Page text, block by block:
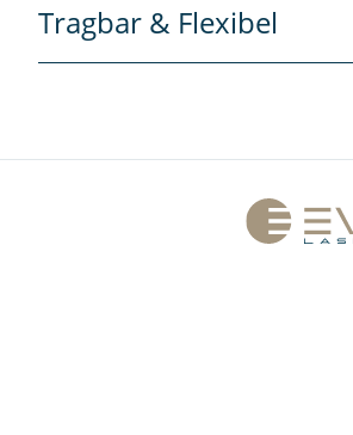
Tragbar & Flexibel